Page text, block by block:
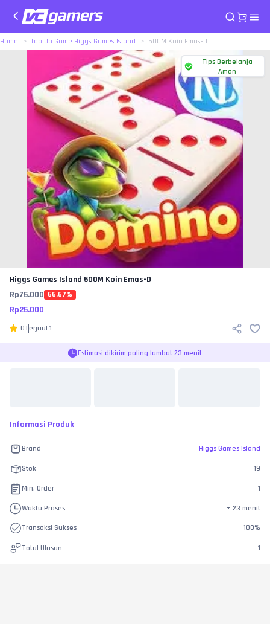
Home Top Up Game Higgs Games Island 500M Koin Emas-D
Tips Berbelanja
Aman
Higgs Games Island 500M Koin Emas-D
Rp75.000 66.67%
Rp25.000
0Terjual 1
Estimasi dikirim paling lambat 23 menit
Informasi Produk
Brand Higgs Games Island
Stok 19
Min. Order 1
Waktu Proses ± 23 menit
Transaksi Sukses 100%
Total Ulasan 1